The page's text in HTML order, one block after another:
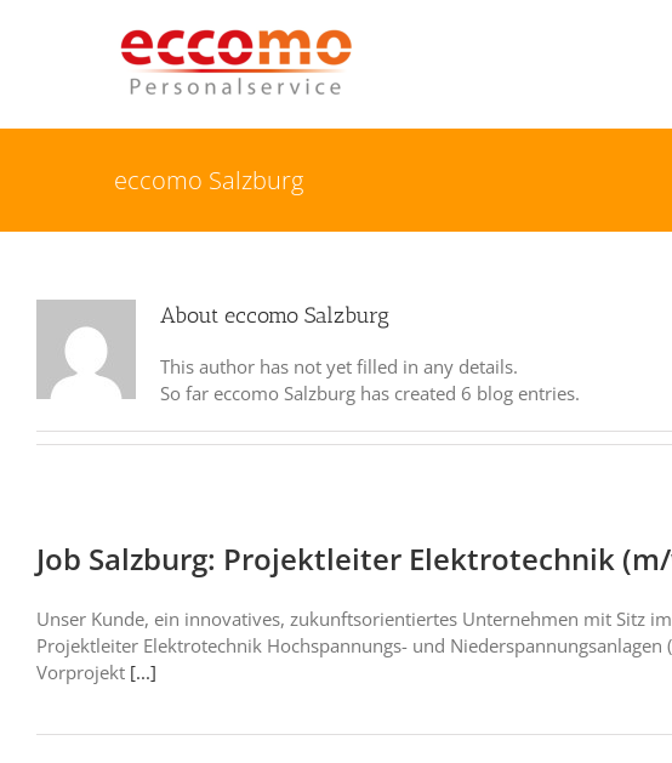
eccomo Salzburg
About eccomo Salzburg
This author has not yet filled in any details.
So far eccomo Salzburg has created 6 blog entries.
Job Salzburg: Projektleiter Elektrotechnik
Unser Kunde, ein innovatives, zukunftsorientiertes Unternehmen mit Sitz
Projektleiter Elektrotechnik Hochspannungs- und
Vorprojekt [...]